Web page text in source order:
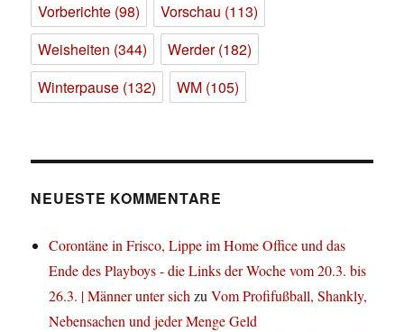
Vorberichte (98) Vorschau (113)
Weisheiten (344) Werder(182)
Winterpause (132) WM (105)
NEUESTE KOMMENTARE
Corontäne in Frisco, Lippe im Home Office und das
Ende des Playboys - die Links der Woche vom 20.3. bis
26.3. | Männer unter sichzuVom Profifußball, Shankly,
Nebensachen und jeder Menge Geld